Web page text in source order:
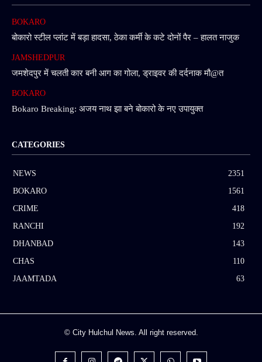
BOKARO
बोकारो स्टील प्लांट में बड़ा हादसा, ठेका कर्मी के कटे दोनों पैर – हालत नाजुक
JAMSHEDPUR
जमशेदपुर में चलती कार बनी आग का गोला, ड्राइवर की दर्दनाक मौ@त
BOKARO
Bokaro Breaking: अजय नाथ झा बने बोकारो के नए उपायुक्त
CATEGORIES
NEWS
2351
BOKARO
1561
CRIME
418
RANCHI
192
DHANBAD
143
CHAS
110
JAAMTADA
63
© City Hulchul News. All right reserved.